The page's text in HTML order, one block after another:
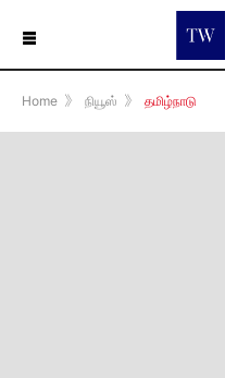
☰
Home 》 நியூஸ் 》 தமிழ்நாடு